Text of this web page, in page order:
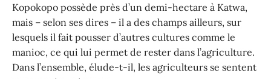
Kopokopo possède près d’un demi-hectare à Katwa,
mais – selon ses dires – il a des champs ailleurs, sur
lesquels il fait pousser d’autres cultures comme le
manioc, ce qui lui permet de rester dans l’agriculture.
Dans l’ensemble, élude-t-il, les agriculteurs se sentent